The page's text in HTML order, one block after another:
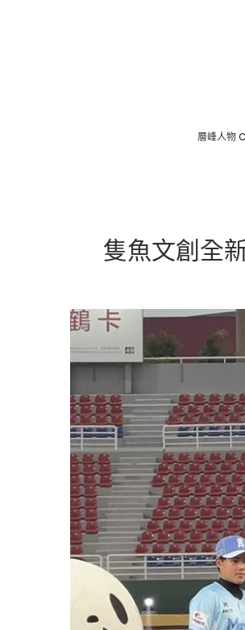
層峰⼈物
隻魚文創全